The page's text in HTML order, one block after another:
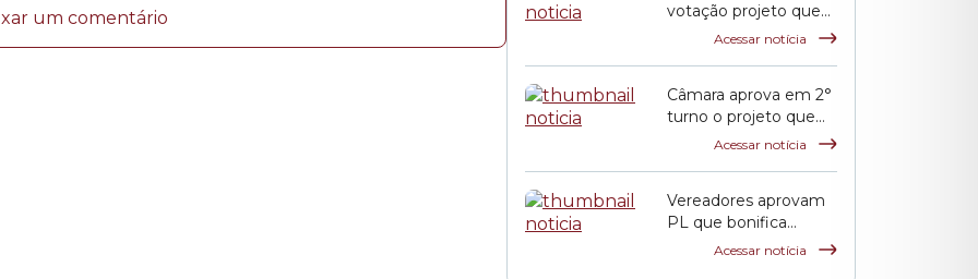
um comentário
votação projeto que
propõe reajuste
Acessar notícia
Câmara aprova em 2°
turno o projeto que
reajusta o salário dos
Acessar notícia
Vereadores aprovam
PL que bonifica
funcionários das
Acessar notícia